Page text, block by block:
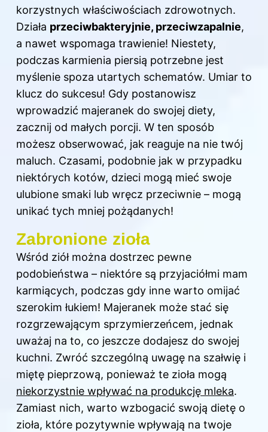
korzystnych właściwościach zdrowotnych.
Działa przeciwbakteryjnie, przeciwzapalnie,
a nawet wspomaga trawienie! Niestety,
podczas karmienia piersią potrzebne jest
myślenie spoza utartych schematów. Umiar to
klucz do sukcesu! Gdy postanowisz
wprowadzić majeranek do swojej diety,
zacznij od małych porcji. W ten sposób
możesz obserwować, jak reaguje na nie twój
maluch. Czasami, podobnie jak w przypadku
niektórych kotów, dzieci mogą mieć swoje
ulubione smaki lub wręcz przeciwnie – mogą
unikać tych mniej pożądanych!
Zabronione zioła
Wśród ziół można dostrzec pewne
podobieństwa – niektóre są przyjaciółmi mam
karmiących, podczas gdy inne warto omijać
szerokim łukiem! Majeranek może stać się
rozgrzewającym sprzymierzeńcem, jednak
uważaj na to, co jeszcze dodajesz do swojej
kuchni. Zwróć szczególną uwagę na szałwię i
miętę pieprzową, ponieważ te zioła mogą
niekorzystnie wpływać na produkcję mleka.
Zamiast nich, warto wzbogacić swoją dietę o
zioła, które pozytywnie wpływają na twoje